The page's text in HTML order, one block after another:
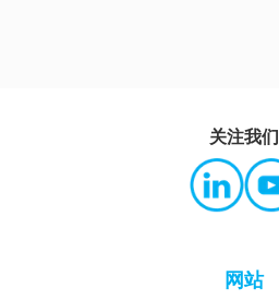
网站
关注我们